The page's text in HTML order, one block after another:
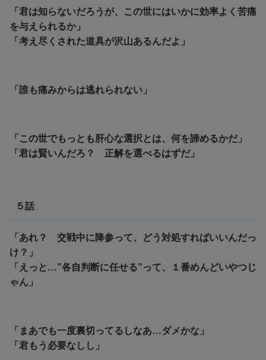
「君は知らないだろうが、この世にはいかに効率よく苦痛
を与えられるか」
「考え尽くされた道具が沢山あるんだよ」
「誰も痛みからは逃れられない」
「この世でもっとも肝心な選択とは、何を諦めるかだ」
「君は賢いんだろ？ 正解を選べるはずだ」
５話
「あれ？ 交戦中に降参って、どう対処すればいいんだっ
け？」
「えっと…”各自判断に任せる”って、１番めんどいやつじ
ゃん」
「まあでも一度裏切ってるしなあ…ダメかな」
「君もう必要なしし」